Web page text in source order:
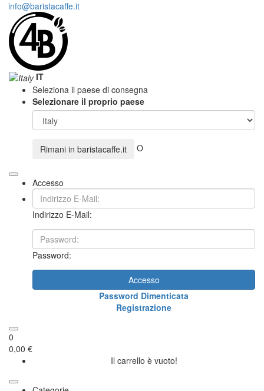
info@baristacaffe.it
IT
Seleziona il paese di consegna
Selezionare il proprio paese
Rimani in baristacaffe.it O
Accesso
Indirizzo E-Mail:
Password:
Accesso
Password Dimenticata
Registrazione
0
0,00 €
Il carrello è vuoto!